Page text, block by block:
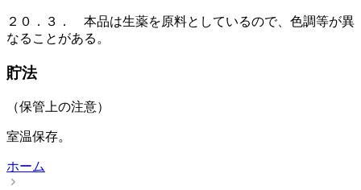
２０．３． 本品は生薬を原料としているので、色調等が異
なることがある。
貯法
（保管上の注意）
室温保存。
ホーム